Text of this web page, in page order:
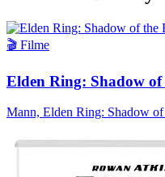
🎬 Filme
Elden Ring: Shadow
Mann, Elden Ring: Shadow